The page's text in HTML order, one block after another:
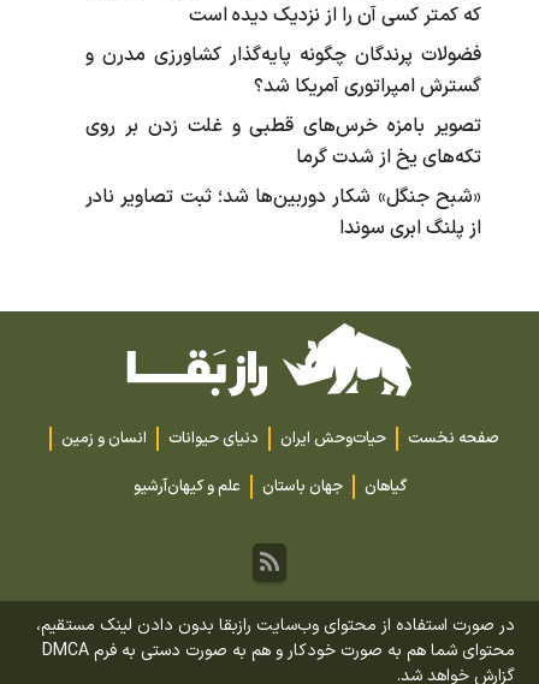
که کمتر کسی آن را از نزدیک دیده است
فضولات پرندگان چگونه پایه‌گذار کشاورزی مدرن و
گسترش امپراتوری آمریکا شد؟
تصویر بامزه خرس‌های قطبی و غلت زدن بر روی
تکه‌های یخ از شدت گرما
«شبح جنگل» شکار دوربین‌ها شد؛ ثبت تصاویر نادر
از پلنگ ابری سوندا
صفحه نخست حیات‌وحش ایران دنیای حیوانات
انسان و زمین
گیاهان
جهان باستان علم و کیهانآرشیو
در صورت استفاده از محتوای وب‌سایت رازبقا بدون دادن لینک مستقیم،
محتوای شما هم به صورت خودکار و هم به صورت دستی به فرم DMCA
گزارش خواهد شد.